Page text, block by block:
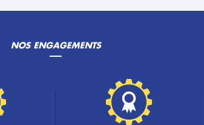
NOS ENGAGEMENTS